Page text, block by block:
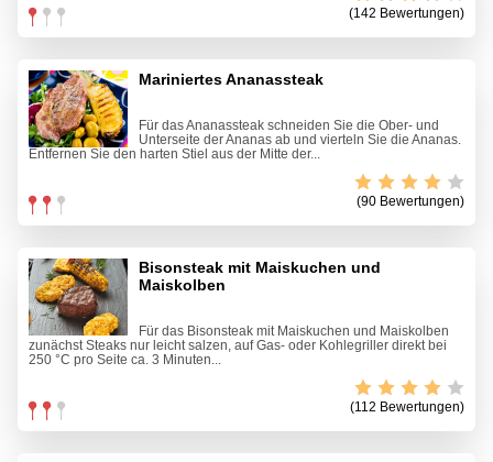
(142 Bewertungen)
Mariniertes Ananassteak
Für das Ananassteak schneiden Sie die Ober- und
Unterseite der Ananas ab und vierteln Sie die Ananas.
Entfernen Sie den harten Stiel aus der Mitte der...
(90 Bewertungen)
Bisonsteak mit Maiskuchen und
Maiskolben
Für das Bisonsteak mit Maiskuchen und Maiskolben
zunächst Steaks nur leicht salzen, auf Gas- oder Kohlegriller direkt bei
250 °C pro Seite ca. 3 Minuten...
(112 Bewertungen)